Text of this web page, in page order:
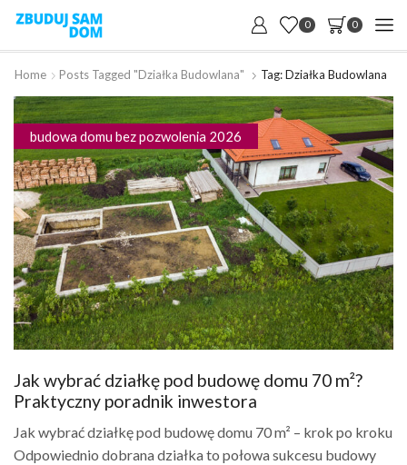
0 0
Home Posts Tagged "działka Budowlana" Tag: Działka Budowlana
budowa domu bez pozwolenia 2026
Jak wybrać działkę pod budowę domu 70 m²?
Praktyczny poradnik inwestora
Jak wybrać działkę pod budowę domu 70 m² – krok po kroku
Odpowiednio dobrana działka to połowa sukcesu budowy